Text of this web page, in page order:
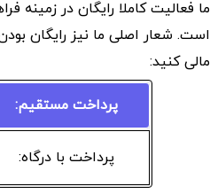
ما فعالیت کاملا رایگان در زمینه
است. شعار اصلی ما نیز رایگان
مالی کنید:
پرداخت مستقیم:
پرداخت با درگاه: